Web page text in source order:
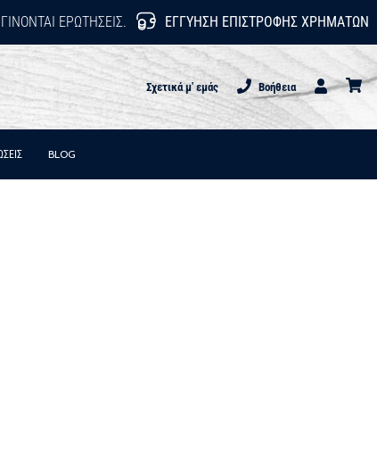
ΕΡΩΤΉΣΕΙΣ. ΕΓΓΎΗΣΗ ΕΠΙΣΤΡΟΦΉΣ ΧΡΗΜΆΤΩΝ
Σχετικά μ' εμάς
Βοήθεια
Χρήστης
BLOG